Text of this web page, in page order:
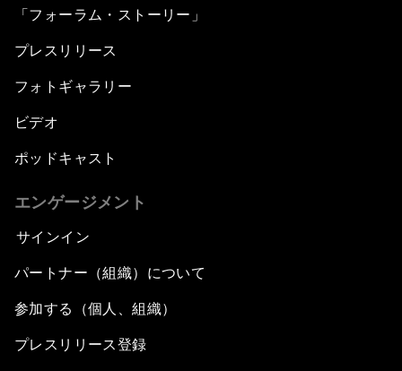
「フォーラム・ストーリー」
プレスリリース
フォトギャラリー
ビデオ
ポッドキャスト
エンゲージメント
サインイン
パートナー（組織）について
参加する（個人、組織）
プレスリリース登録